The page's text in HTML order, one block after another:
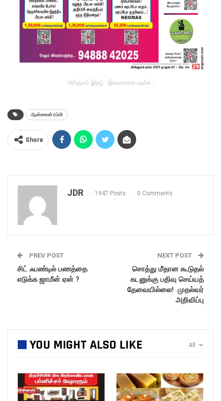
அங்குசம் இதழ் - இலவசமாக படிக்க -
ஆன்லைன் ரம்மி
Share
JDR 1947 Posts 0 Comments
PREV POST
சிட் ஃபண்டில் பணத்தை
எடுக்க ஜாமீன் ஏன் ?
NEXT POST
சொத்து மீதான கூடுதல்
கடனுக்கு பதிவு செய்யத்
தேவையில்லை! முதல்வர்
அறிவிப்பு
All
YOU MIGHT ALSO LIKE